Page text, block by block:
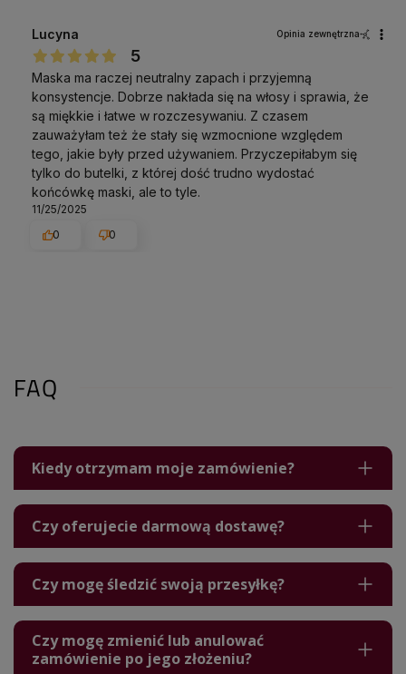
Lucyna Opinia zewnętrzna
5
Maska ma raczej neutralny zapach i przyjemną
konsystencje. Dobrze nakłada się na włosy i sprawia, że
są miękkie i łatwe w rozczesywaniu. Z czasem
zauważyłam też że stały się wzmocnione względem
tego, jakie były przed używaniem. Przyczepiłabym się
tylko do butelki, z której dość trudno wydostać
końcówkę maski, ale to tyle.
11/25/2025
0
0
FAQ
Kiedy otrzymam moje zamówienie?
Czy oferujecie darmową dostawę?
Czy mogę śledzić swoją przesyłkę?
Czy mogę zmienić lub anulować
zamówienie po jego złożeniu?